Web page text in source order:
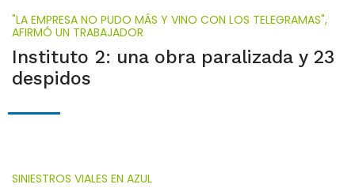
"LA EMPRESA NO PUDO MÁS Y VINO CON LOS TELEGRAMAS",
AFIRMÓ UN TRABAJADOR
Instituto 2: una obra paralizada y 23
despidos
SINIESTROS VIALES EN AZUL